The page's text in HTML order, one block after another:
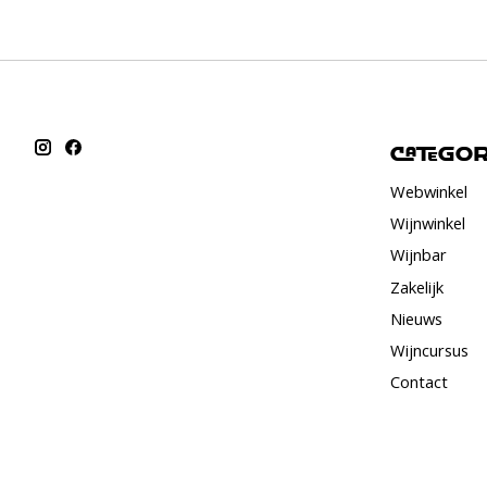
Webwinkel
Wijnwinkel
Wijnbar
Zakelijk
Nieuws
Wijncursus
Contact